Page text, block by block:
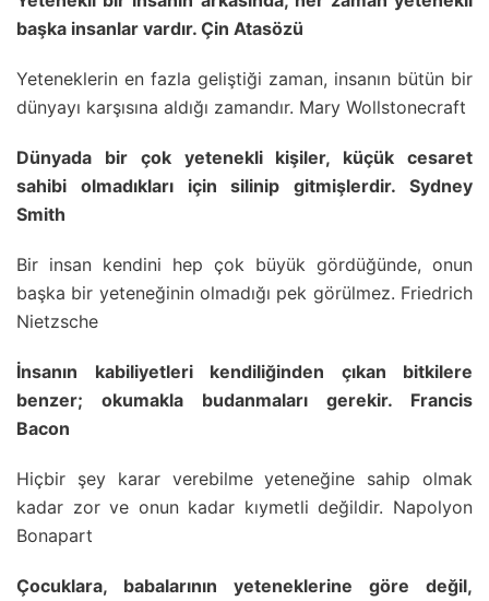
başka insanlar vardır. Çin Atasözü
Yeteneklerin en fazla geliştiği zaman, insanın bütün bir
dünyayı karşısına aldığı zamandır. Mary Wollstonecraft
Dünyada bir çok yetenekli kişiler, küçük cesaret
sahibi olmadıkları için silinip gitmişlerdir. Sydney
Smith
Bir insan kendini hep çok büyük gördüğünde, onun
başka bir yeteneğinin olmadığı pek görülmez. Friedrich
Nietzsche
İnsanın kabiliyetleri kendiliğinden çıkan bitkilere
benzer; okumakla budanmaları gerekir. Francis
Bacon
Hiçbir şey karar verebilme yeteneğine sahip olmak
kadar zor ve onun kadar kıymetli değildir. Napolyon
Bonapart
Çocuklara, babalarının yeteneklerine göre değil,